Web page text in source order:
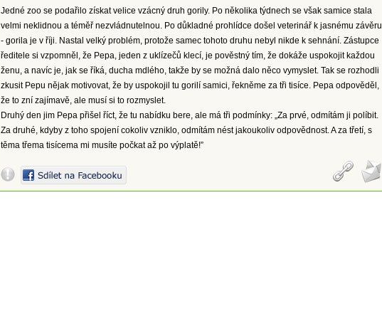
Jedné zoo se podařilo získat velice vzácný druh gorily. Po několika týdnech se však samice stala
velmi neklidnou a téměř nezvládnutelnou. Po důkladné prohlídce došel veterinář k jasnému závěru
- gorila je v říji. Nastal velký problém, protože samec tohoto druhu nebyl nikde k sehnání. Zástupce
ředitele si vzpomněl, že Pepa, jeden z uklízečů klecí, je pověstný tím, že dokáže uspokojit každou
ženu, a navíc je, jak se říká, ducha mdlého, takže by se možná dalo něco vymyslet. Tak se rozhodli
zkusit Pepu nějak motivovat, že by uspokojil tu gorilí samici, řekněme za tři tisíce. Pepa odpověděl,
že to zní zajímavě, ale musí si to rozmyslet.
Druhý den jim Pepa přišel říct, že tu nabídku bere, ale má tři podmínky: „Za prvé, odmítám ji políbit.
Za druhé, kdyby z toho spojení cokoliv vzniklo, odmítám nést jakoukoliv odpovědnost. A za třetí, s
těma třema tisícema mi musíte počkat až po výplatě!”